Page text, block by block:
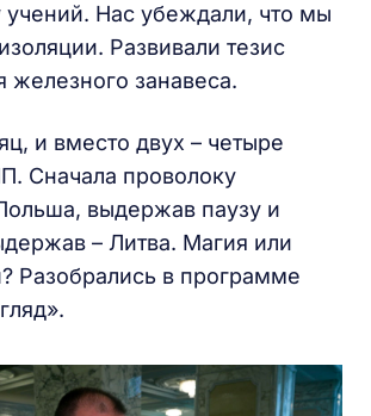
учений. Нас убеждали, что мы
Развивали тезис
железного занавеса.
и вместо двух – четыре
Сначала проволоку
выдержав паузу и
– Литва. Магия или
Разобрались в программе